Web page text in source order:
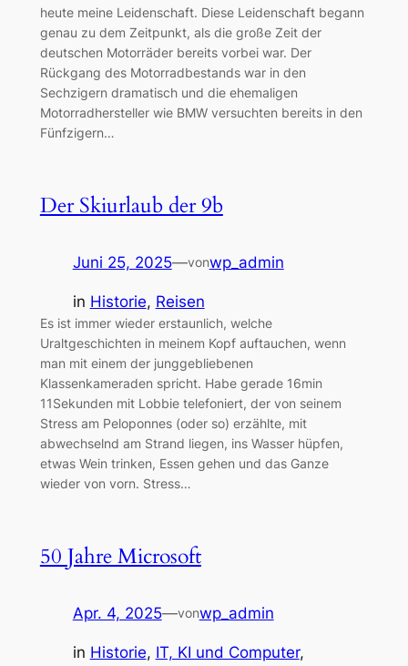
heute meine Leidenschaft. Diese Leidenschaft begann
genau zu dem Zeitpunkt, als die große Zeit der
deutschen Motorräder bereits vorbei war. Der
Rückgang des Motorradbestands war in den
Sechzigern dramatisch und die ehemaligen
Motorradhersteller wie BMW versuchten bereits in den
Fünfzigern…
Der Skiurlaub der 9b
Juni 25, 2025—vonwp_admin
in Historie, Reisen
Es ist immer wieder erstaunlich, welche
Uraltgeschichten in meinem Kopf auftauchen, wenn
man mit einem der junggebliebenen
Klassenkameraden spricht. Habe gerade 16min
11Sekunden mit Lobbie telefoniert, der von seinem
Stress am Peloponnes (oder so) erzählte, mit
abwechselnd am Strand liegen, ins Wasser hüpfen,
etwas Wein trinken, Essen gehen und das Ganze
wieder von vorn. Stress…
50 Jahre Microsoft
Apr. 4, 2025—vonwp_admin
in Historie, IT, KI und Computer